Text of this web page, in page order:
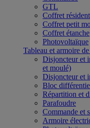
GTL
Coffret
Coffret petit
Coffret étanche
Photovoltaïque
Tableau et armoire
Disjoncteur et
et moulé)
Disjoncteur et
Bloc
Répartition et
Parafoudre
Commande et
Armoire